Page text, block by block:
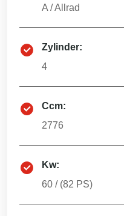
A /Allrad
Zylinder:
4
Ccm:
2776
Kw:
60 / (82 PS)